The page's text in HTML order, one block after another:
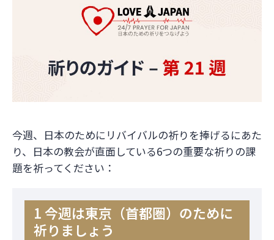
今週、日本のためにリバイバルの祈りを捧げるにあた
り、日本の教会が直面している6つの重要な祈りの課
題を祈ってください：
1 今週は東京（首都圏）のために
祈りましょう